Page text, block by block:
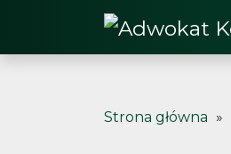
Strona główna »